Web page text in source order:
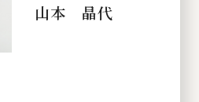
山本 晶代